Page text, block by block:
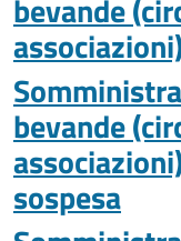
bevande
bevande
sospesa